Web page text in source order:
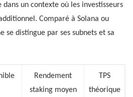
un contexte où les investisseurs
Comparé à Solana ou
se distingue par ses subnets et sa
Rendement
staking moyen
TPS
théorique